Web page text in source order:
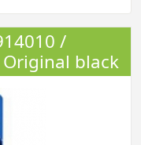
/
black